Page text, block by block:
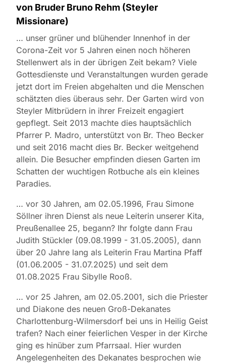
von Bruder Bruno Rehm (Steyler
Missionare)
… unser grüner und blühender Innenhof in der
Corona-Zeit vor 5 Jahren einen noch höheren
Stellenwert als in der übrigen Zeit bekam? Viele
Gottesdienste und Veranstaltungen wurden gerade
jetzt dort im Freien abgehalten und die Menschen
schätzten dies überaus sehr. Der Garten wird von
Steyler Mitbrüdern in ihrer Freizeit engagiert
gepflegt. Seit 2013 machte dies hauptsächlich
Pfarrer P. Madro, unterstützt von Br. Theo Becker
und seit 2016 macht dies Br. Becker weitgehend
allein. Die Besucher empfinden diesen Garten im
Schatten der wuchtigen Rotbuche als ein kleines
Paradies.
… vor 30 Jahren, am 02.05.1996, Frau Simone
Söllner ihren Dienst als neue Leiterin unserer Kita,
Preußenallee 25, begann? Ihr folgte dann Frau
Judith Stückler (09.08.1999 - 31.05.2005), dann
über 20 Jahre lang als Leiterin Frau Martina Pfaff
(01.06.2005 - 31.07.2025) und seit dem
01.08.2025 Frau Sibylle Rooß.
… vor 25 Jahren, am 02.05.2001, sich die Priester
und Diakone des neuen Groß-Dekanates
Charlottenburg-Wilmersdorf bei uns in Heilig Geist
trafen? Nach einer feierlichen Vesper in der Kirche
ging es hinüber zum Pfarrsaal. Hier wurden
Angelegenheiten des Dekanates besprochen wie